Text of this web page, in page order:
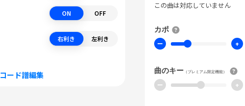
ON OFF
右利き 左利き
コード譜編集
この曲は対応していません
カポ
ー +
曲のキー （プレミアム限定機能）
ー +